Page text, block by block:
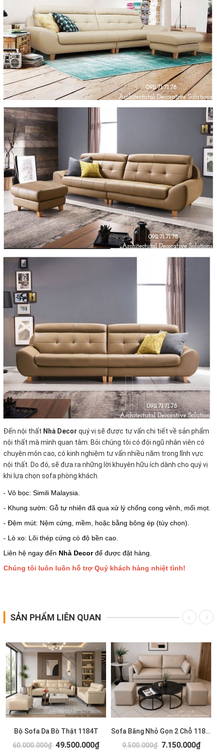
Đến nội thất Nhà Decor quý vị sẽ được tư vấn chi tiết về sản phẩm
nội thất mà mình quan tâm. Bỏi chúng tôi có đội ngũ nhân viên có
chuyên môn cao, có kinh nghiệm tư vấn nhiều năm trong lĩnh vực
nội thất. Do đó, sẽ đưa ra những lời khuyên hữu ích dành cho quý vị
khi lựa chọn sofa phòng khách.
- Vỏ bọc: Simili Malaysia.
- Khung sườn: Gỗ tự nhiên đã qua xử lý chống cong vênh, mối mọt.
- Đệm mút: Nệm cứng, mềm, hoặc bằng bông ép (tùy chọn).
- Lò xo: Lõi thép cứng có độ bền cao.
Liên hệ ngay đến Nhà Decorđể được đặt hàng.
Chúng tôi luôn luôn hỗ trợ Quý khách hàng nhiệt tình!
SẢN PHẨM LIÊN QUAN
Bộ Sofa Da Bò Thật 1184T
60.000.000₫ 49.500.000₫
Sofa Băng Nhỏ Gọn 2 Chỗ 1183T
9.500.000₫ 7.150.000₫